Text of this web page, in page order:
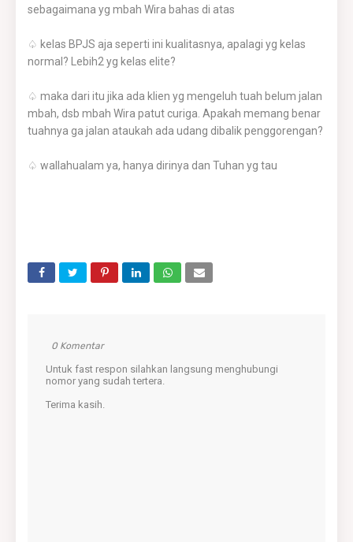
sebagaimana yg mbah Wira bahas di atas
♤ kelas BPJS aja seperti ini kualitasnya, apalagi yg kelas
normal? Lebih2 yg kelas elite?
♤ maka dari itu jika ada klien yg mengeluh tuah belum jalan
mbah, dsb mbah Wira patut curiga. Apakah memang benar
tuahnya ga jalan ataukah ada udang dibalik penggorengan?
♤ wallahualam ya, hanya dirinya dan Tuhan yg tau
0 Komentar
Untuk fast respon silahkan langsung menghubungi
nomor yang sudah tertera.
Terima kasih.